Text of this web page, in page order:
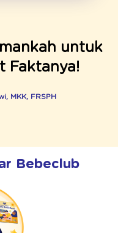
untuk
Faktanya!
MKK, FRSPH
Bebeclub